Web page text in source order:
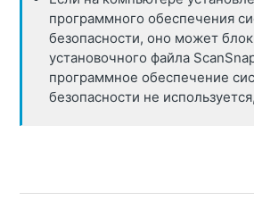
программного обеспечения
безопасности, оно может
установочного файла
программное обеспечение
безопасности не